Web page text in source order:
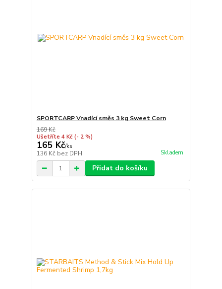
SPORTCARP Vnadící směs 3 kg Sweet Corn
169 Kč
Ušetříte 4 Kč (- 2 %)
165 Kč/ks
136 Kč bez DPH Skladem
Přidat do košíku